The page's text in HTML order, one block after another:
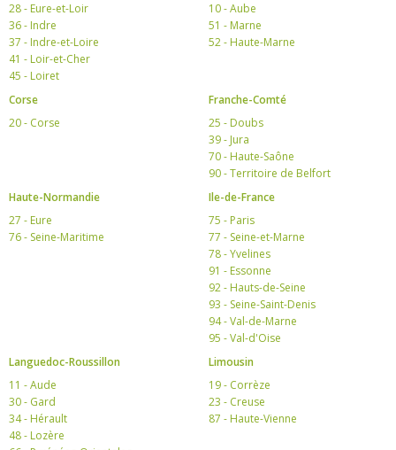
28 - Eure-et-Loir
36 - Indre
37 - Indre-et-Loire
41 - Loir-et-Cher
45 - Loiret
10 - Aube
51 - Marne
52 - Haute-Marne
Corse
20 - Corse
Franche-Comté
25 - Doubs
39 - Jura
70 - Haute-Saône
90 - Territoire de Belfort
Haute-Normandie
27 - Eure
76 - Seine-Maritime
Ile-de-France
75 - Paris
77 - Seine-et-Marne
78 - Yvelines
91 - Essonne
92 - Hauts-de-Seine
93 - Seine-Saint-Denis
94 - Val-de-Marne
95 - Val-d'Oise
Languedoc-Roussillon
11 - Aude
30 - Gard
34 - Hérault
48 - Lozère
Limousin
19 - Corrèze
23 - Creuse
87 - Haute-Vienne